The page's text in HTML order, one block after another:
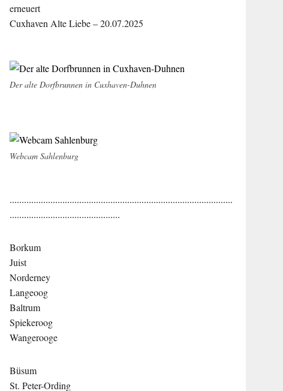
erneuert
Cuxhaven Alte Liebe – 20.07.2025
Der alte Dorfbrunnen in Cuxhaven-Duhnen
Webcam Sahlenburg
.............................................................................................
..............................................
Borkum
Juist
Norderney
Langeoog
Baltrum
Spiekeroog
Wangerooge
Büsum
St. Peter-Ording